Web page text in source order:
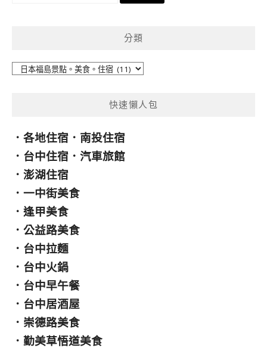
分類
快速懶人包
． 各地住宿 ． 南投住宿
． 台中住宿 ． 汽車旅館
． 澎湖住宿
． 一中街美食
． 逢甲美食
． 公益路美食
． 台中拉麵
． 台中火鍋
． 台中早午餐
． 台中居酒屋
． 崇德路美食
． 勤美草悟道美食